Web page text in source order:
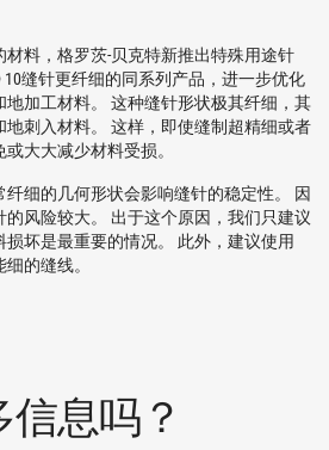
料，格罗茨-贝克特新推出特殊用途针
10缝针更纤细的同系列产品，进一步优化
加工材料。 这种缝针形状极其纤细，其
刺入材料。 这样，即使缝制超精细或者
大大减少材料受损。
纤细的几何形状会影响缝针的稳定性。 因
的风险较大。 出于这个原因，我们只建议
损坏是最重要的情况。 此外，建议使用
的缝线。
息吗？